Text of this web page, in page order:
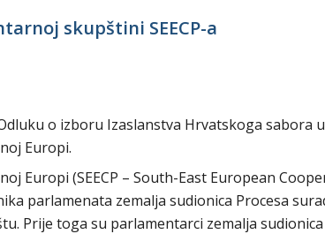
skupštini SEECP-a
o izboru Izaslanstva Hrvatskoga sabora u
Europi.
Europi (SEECP – South-East European
parlamenata zemalja sudionica Procesa
Prije toga su parlamentarci zemalja sudionica